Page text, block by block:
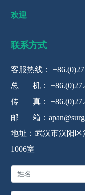
欢迎
联系方式
客服热线：
总 机：
传 真：
邮 箱：
地址：武汉市汉阳
1006室